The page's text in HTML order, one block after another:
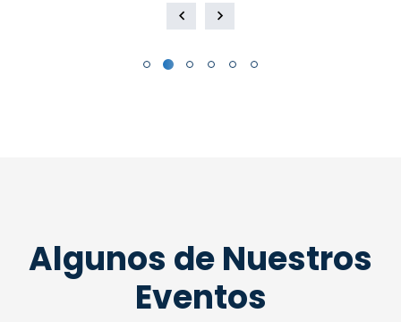
personas. El diseño escalonado garantiza
Algunos de Nuestros
Eventos